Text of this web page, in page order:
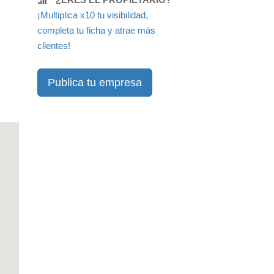
¡Multiplica x10 tu visibilidad,
completa tu ficha y atrae más
clientes!
Publica tu empresa